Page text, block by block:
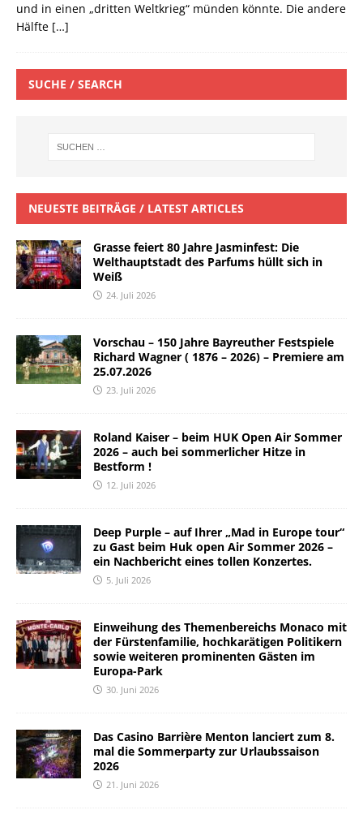
und in einen „dritten Weltkrieg“ münden könnte. Die andere
Hälfte […]
SUCHE / SEARCH
NEUESTE BEITRÄGE / LATEST ARTICLES
Grasse feiert 80 Jahre Jasminfest: Die
Welthauptstadt des Parfums hüllt sich in
Weiß
24. Juli 2026
Vorschau – 150 Jahre Bayreuther Festspiele
Richard Wagner ( 1876 – 2026) – Premiere am
25.07.2026
23. Juli 2026
Roland Kaiser – beim HUK Open Air Sommer
2026 – auch bei sommerlicher Hitze in
Bestform !
12. Juli 2026
Deep Purple – auf Ihrer „Mad in Europe tour“
zu Gast beim Huk open Air Sommer 2026 –
ein Nachbericht eines tollen Konzertes.
5. Juli 2026
Einweihung des Themenbereichs Monaco mit
der Fürstenfamilie, hochkarätigen Politikern
sowie weiteren prominenten Gästen im
Europa-Park
30. Juni 2026
Das Casino Barrière Menton lanciert zum 8.
mal die Sommerparty zur Urlaubssaison
2026
21. Juni 2026